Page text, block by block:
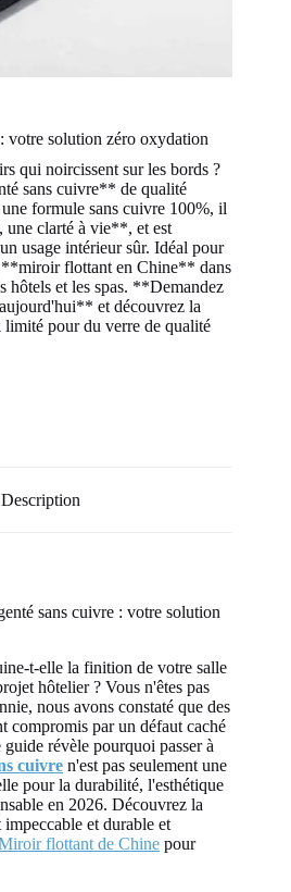
votre solution zéro oxydation
qui noircissent sur les bords ?
sans cuivre** de qualité
formule sans cuivre 100%, il
clarté à vie**, et est
usage intérieur sûr. Idéal pour
flottant en Chine** dans
hôtels et les spas. **Demandez
et découvrez la
pour du verre de qualité
Description
sans cuivre : votre solution
t-elle la finition de votre salle
hôtelier ? Vous n'êtes pas
nous avons constaté que des
compromis par un défaut caché
révèle pourquoi passer à
cuivre n'est pas seulement une
pour la durabilité, l'esthétique
en 2026. Découvrez la
et durable et
flottant de Chine pour